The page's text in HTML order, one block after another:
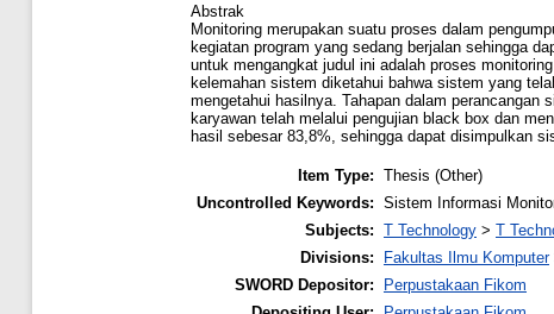
Abstrak
Monitoring merupakan suatu proses dalam
kegiatan program yang sedang berjalan sehingga
untuk mengangkat judul ini adalah proses
kelemahan sistem diketahui bahwa sistem yang
mengetahui hasilnya. Tahapan dalam
karyawan telah melalui pengujian black box dan
hasil sebesar 83,8%, sehingga dapat disimpulkan
Item Type: Thesis (Other)
Uncontrolled Keywords: Sistem Informasi
Subjects: T Technology > T
Divisions:
Fakultas Ilmu Komputer
SWORD Depositor:
Perpustakaan Fikom